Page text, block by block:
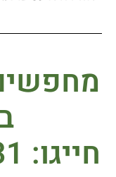
חייגו: 077-21-500-31